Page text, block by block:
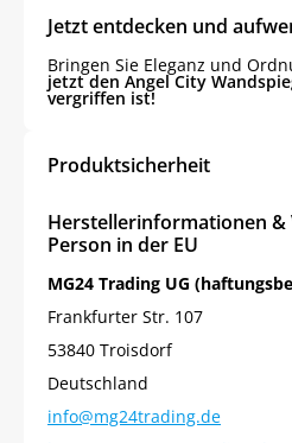
Jetzt entdecken und
Bringen Sie Eleganz und
jetzt den Angel City
vergriffen ist!
Produktsicherheit
Herstellerinformationen
Person in der EU
MG24 Trading UG
Frankfurter Str. 107
53840 Troisdorf
Deutschland
info@mg24trading.de